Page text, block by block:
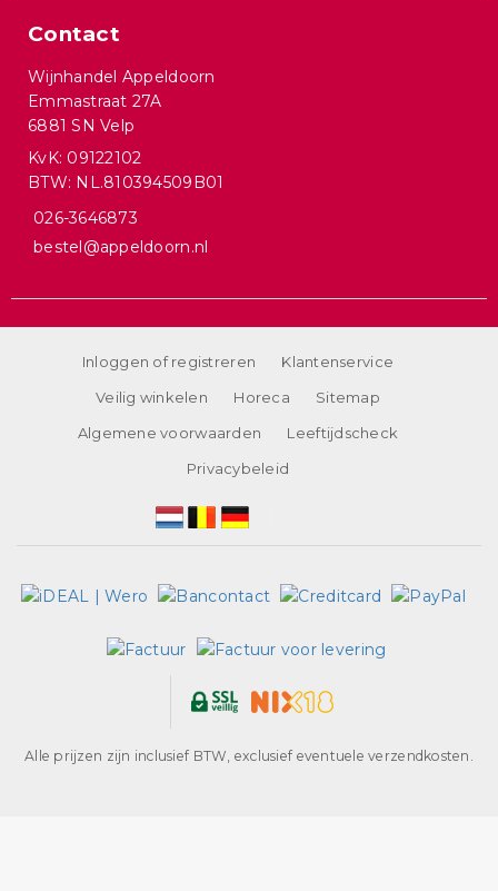
Contact
Wijnhandel Appeldoorn
Emmastraat 27A
6881 SN Velp
KvK: 09122102
BTW: NL.810394509B01
026-3646873
bestel@appeldoorn.nl
Inloggen of registreren
Klantenservice
Veilig winkelen
Horeca
Sitemap
Algemene voorwaarden
Leeftijdscheck
Privacybeleid
Alle prijzen zijn inclusief BTW, exclusief eventuele verzendkosten.